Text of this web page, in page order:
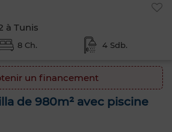
à Tunis
8 Ch. 4 Sdb.
un financement
de 980m² avec piscine